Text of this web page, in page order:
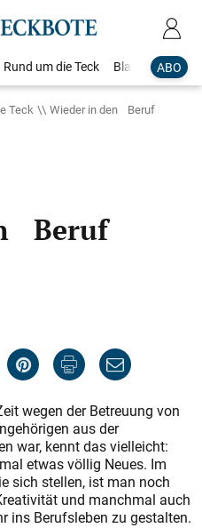
ABO
Rund um die Teck Blaulicht
Teck
Wieder in den Beruf
Beruf
wegen der Betreuung von
aus der
war, kennt das vielleicht:
etwas völlig Neues. Im
sich stellen, ist man noch
und manchmal auch
ins Berufsleben zu gestalten.